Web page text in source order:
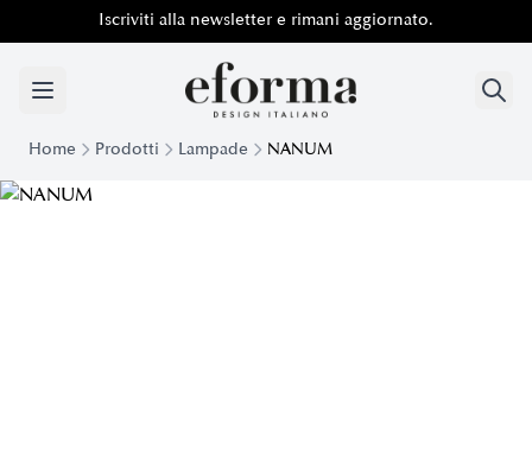
Iscriviti alla newsletter e rimani aggiornato.
Home Prodotti Lampade NANUM
Lampada a Sospensione Nanum | Eforma